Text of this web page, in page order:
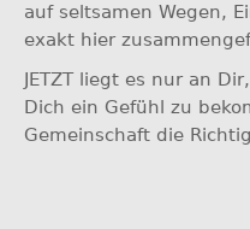
auf seltsamen Wegen,
exakt hier
JETZT liegt es nur an
Dich ein Gefühl zu
Gemeinschaft die